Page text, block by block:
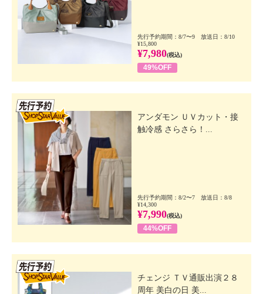
先行予約期間：8/7〜9 放送日：8/10
¥15,800
¥7,980(税込)
49%OFF
アンダモン ＵＶカット・接
触冷感 さらさら！...
先行予約期間：8/2〜7 放送日：8/8
¥14,300
¥7,990(税込)
44%OFF
チェンジ ＴＶ通販出演２８
周年 美白の日 美...